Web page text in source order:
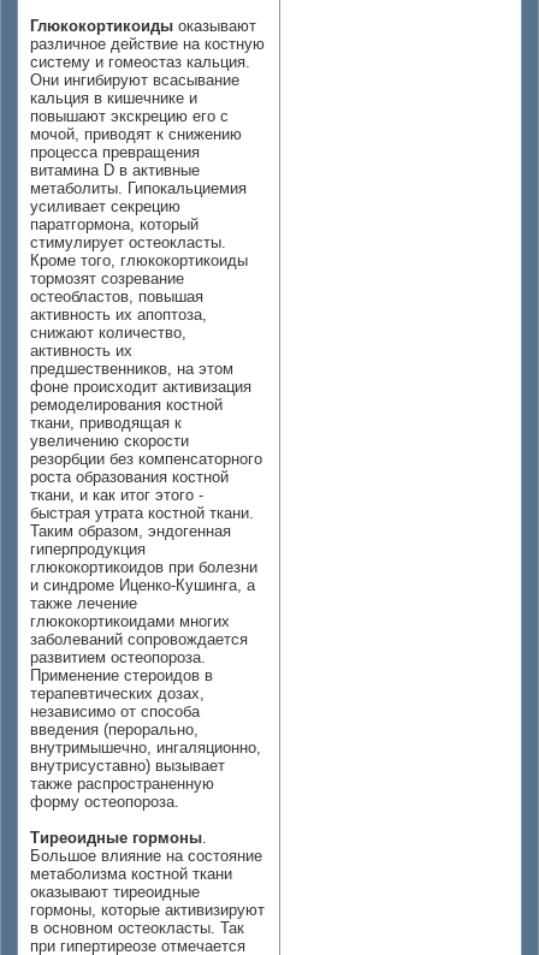
Глюкокортикоиды оказывают
различное действие на костную
систему и гомеостаз кальция.
Они ингибируют всасывание
кальция в кишечнике и
повышают экскрецию его с
мочой, приводят к снижению
процесса превращения
витамина D в активные
метаболиты. Гипокальциемия
усиливает секрецию
паратгормона, который
стимулирует остеокласты.
Кроме того, глюкокортикоиды
тормозят созревание
остеобластов, повышая
активность их апоптоза,
снижают количество,
активность их
предшественников, на этом
фоне происходит активизация
ремоделирования костной
ткани, приводящая к
увеличению скорости
резорбции без компенсаторного
роста образования костной
ткани, и как итог этого -
быстрая утрата костной ткани.
Таким образом, эндогенная
гиперпродукция
глюкокортикоидов при болезни
и синдроме Иценко-Кушинга, а
также лечение
глюкокортикоидами многих
заболеваний сопровождается
развитием остеопороза.
Применение стероидов в
терапевтических дозах,
независимо от способа
введения (перорально,
внутримышечно, ингаляционно,
внутрисуставно) вызывает
также распространенную
форму остеопороза.
Тиреоидные гормоны.
Большое влияние на состояние
метаболизма костной ткани
оказывают тиреоидные
гормоны, которые активизируют
в основном остеокласты. Так
при гипертиреозе отмечается